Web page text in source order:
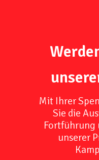
Mit Ihrer
Sie die
Fortführung
unserer